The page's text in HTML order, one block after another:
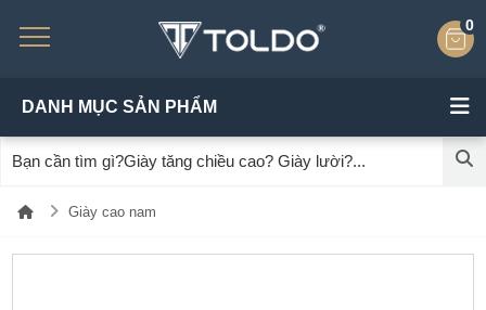
0
DANH MỤC SẢN PHẨM
Giày cao nam